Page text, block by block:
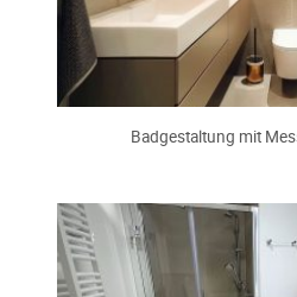
Badgestaltung mit